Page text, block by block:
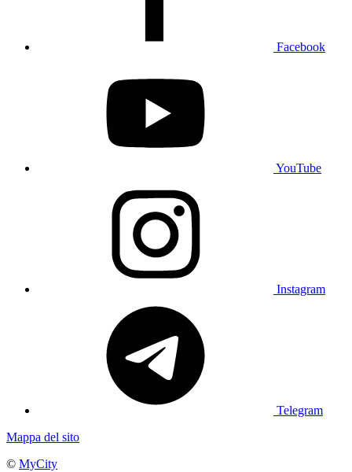
Facebook
YouTube
Instagram
Telegram
Mappa del sito
© MyCity